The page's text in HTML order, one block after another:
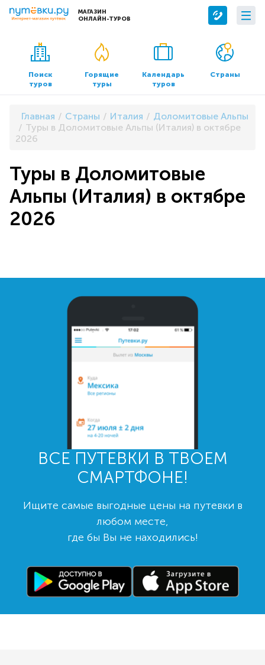
МАГАЗИН
ОНЛАЙН-ТУРОВ
Сервисы
Бронирование отелей
Трансфер
О компании
О нас
Контакты
Документы и реквизиты
Поиск
туров
Горящие
туры
Календарь
туров
Страны
Главная Страны Италия
Доломитовые Альпы
Туры в Доломитовые Альпы (Италия) в октябре
2026
Туры в Доломитовые
Альпы (Италия) в октябре
2026
ВСЕ ПУТЕВКИ В ТВОЕМ
СМАРТФОНЕ!
Ищите самые выгодные цены на путевки в
любом месте,
где бы Вы не находились!